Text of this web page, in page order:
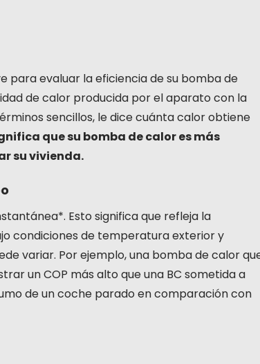
para evaluar la eficiencia de su bomba de
de calor producida por el aparato con la
sencillos, le dice cuánta calor obtiene
que su bomba de calor es más
su vivienda.
Esto significa que refleja la
condiciones de temperatura exterior y
variar. Por ejemplo, una bomba de calor
un COP más alto que una BC sometida a
de un coche parado en comparación con